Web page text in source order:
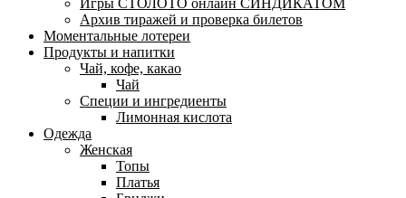
Игры СТОЛОТО онлайн СИНДИКАТОМ
Архив тиражей и проверка билетов
Моментальные лотереи
Продукты и напитки
Чай, кофе, какао
Чай
Специи и ингредиенты
Лимонная кислота
Одежда
Женская
Топы
Платья